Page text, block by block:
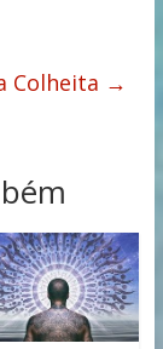
Colheita →